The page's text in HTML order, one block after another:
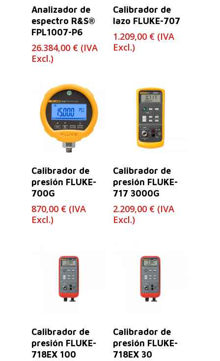
Leer Más
Analizador de
espectro R&S®
FPL1007-P6
26.384,00 € (IVA
Excl.)
Leer Más
Calibrador de
lazo FLUKE-707
1.209,00 € (IVA
Excl.)
Leer Más
Calibrador de
presión FLUKE-
700G
870,00 € (IVA
Excl.)
Leer Más
Calibrador de
presión FLUKE-
717 3000G
2.209,00 € (IVA
Excl.)
Leer Más
Calibrador de
presión FLUKE-
718EX 100
Leer Más
Calibrador de
presión FLUKE-
718EX 30